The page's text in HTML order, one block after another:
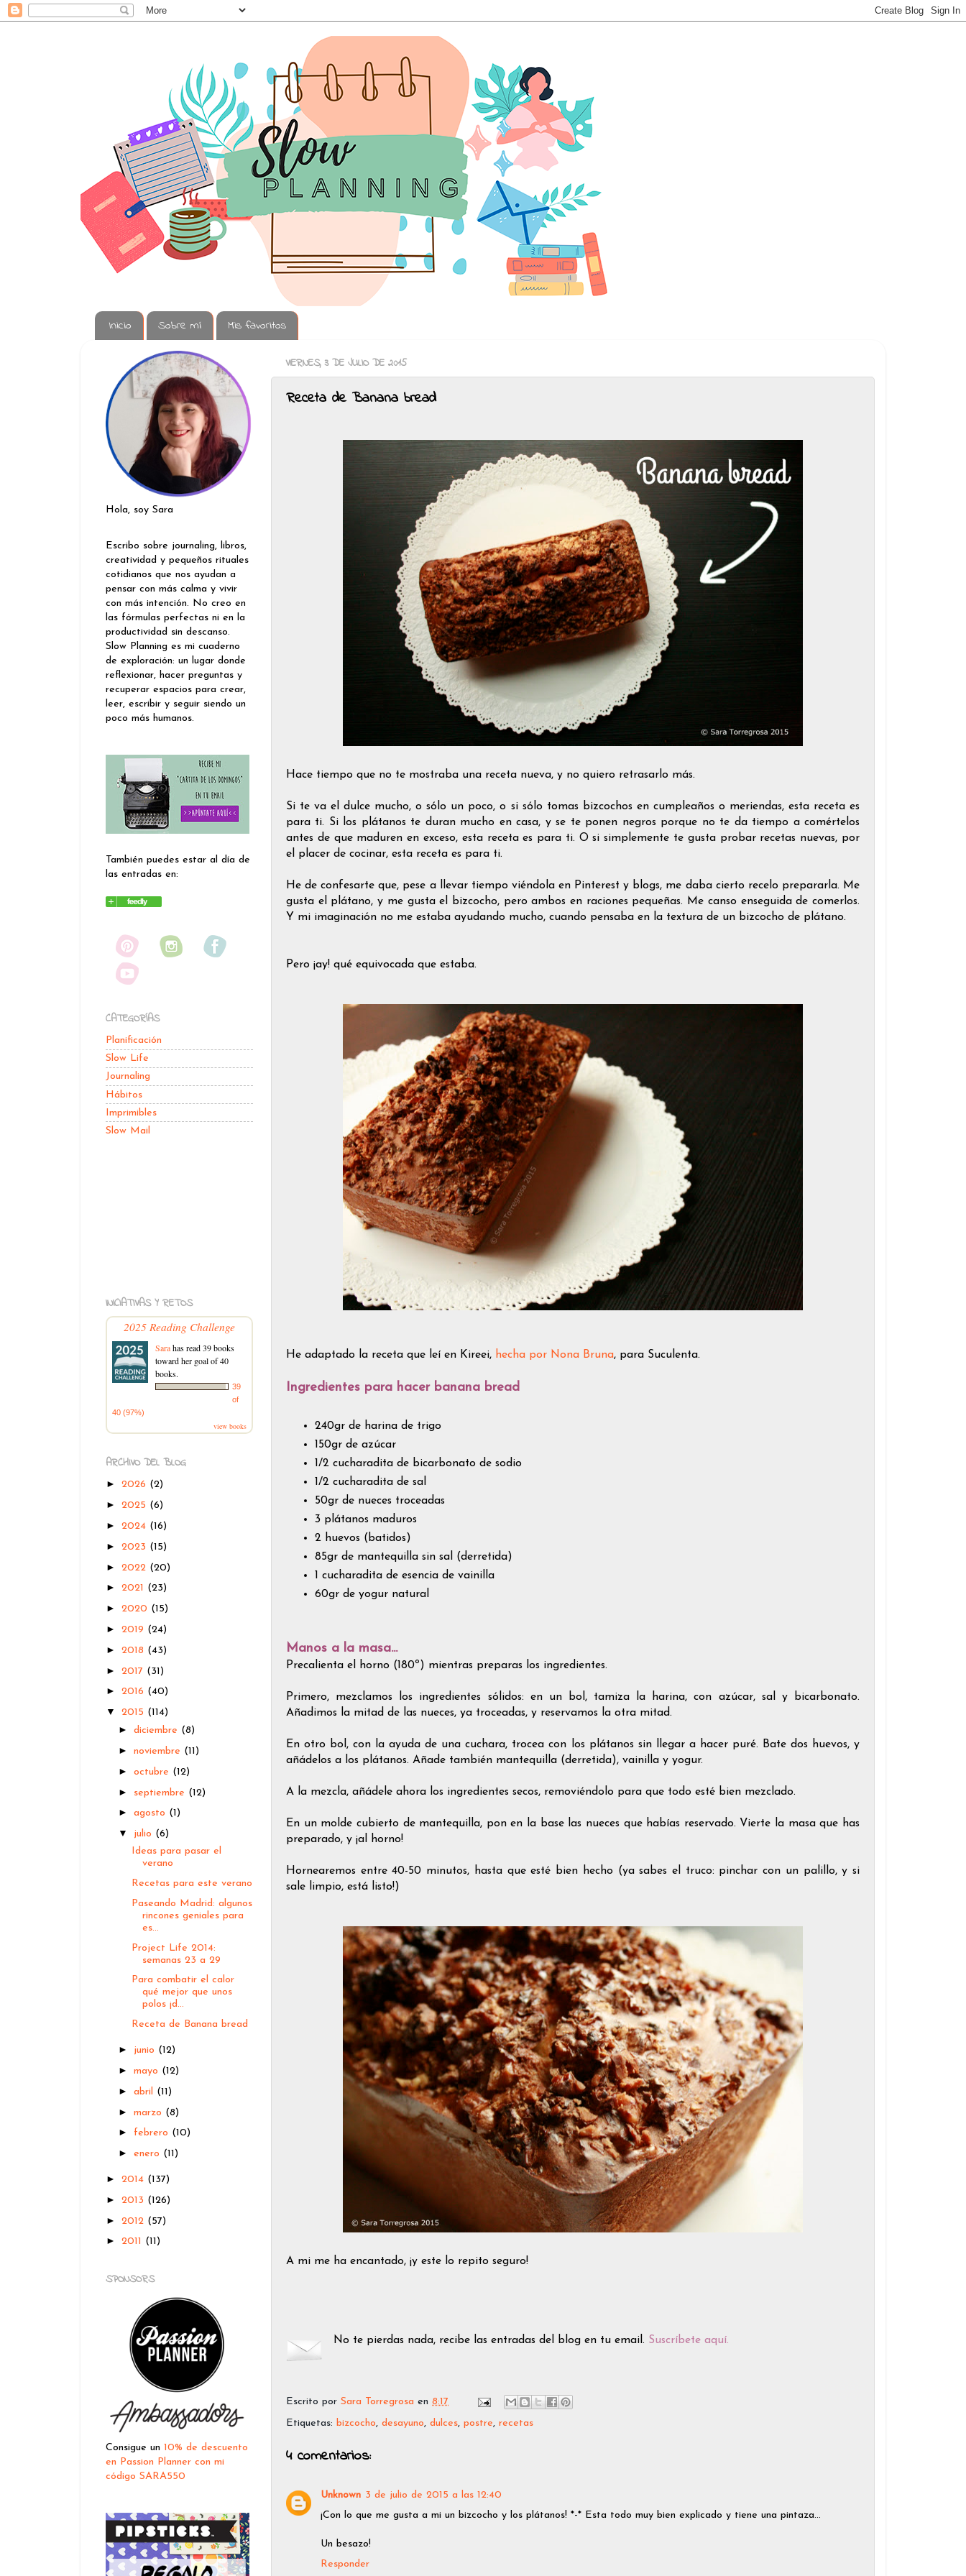
Inicio Sobre mí Mis favoritos
VIERNES, 3 DE JULIO DE 2015
Receta de Banana bread
Hace tiempo que no te mostraba una receta nueva, y no quiero retrasarlo más.
Si te va el dulce mucho, o sólo un poco, o si sólo tomas bizcochos en cumpleaños o meriendas, esta receta es
para ti. Si los plátanos te duran mucho en casa, y se te ponen negros porque no te da tiempo a comértelos
antes de que maduren en exceso, esta receta es para ti. O si simplemente te gusta probar recetas nuevas, por
el placer de cocinar, esta receta es para ti.
He de confesarte que, pese a llevar tiempo viéndola en Pinterest y blogs, me daba cierto recelo prepararla. Me
gusta el plátano, y me gusta el bizcocho, pero ambos en raciones pequeñas. Me canso enseguida de comerlos.
Y mi imaginación no me estaba ayudando mucho, cuando pensaba en la textura de un bizcocho de plátano.
Pero ¡ay! qué equivocada que estaba.
He adaptado la receta que leí en Kireei, hecha por Nona Bruna, para Suculenta.
Ingredientes para hacer banana bread
240gr de harina de trigo
150gr de azúcar
1/2 cucharadita de bicarbonato de sodio
1/2 cucharadita de sal
50gr de nueces troceadas
3 plátanos maduros
2 huevos (batidos)
85gr de mantequilla sin sal (derretida)
1 cucharadita de esencia de vainilla
60gr de yogur natural
Manos a la masa...
Precalienta el horno (180º) mientras preparas los ingredientes.
Primero, mezclamos los ingredientes sólidos: en un bol, tamiza la harina, con azúcar, sal y bicarbonato.
Añadimos la mitad de las nueces, ya troceadas, y reservamos la otra mitad.
En otro bol, con la ayuda de una cuchara, trocea con los plátanos sin llegar a hacer puré. Bate dos huevos, y
añádelos a los plátanos. Añade también mantequilla (derretida), vainilla y yogur.
A la mezcla, añádele ahora los ingredientes secos, removiéndolo para que todo esté bien mezclado.
En un molde cubierto de mantequilla, pon en la base las nueces que habías reservado. Vierte la masa que has
preparado, y ¡al horno!
Hornearemos entre 40-50 minutos, hasta que esté bien hecho (ya sabes el truco: pinchar con un palillo, y si
sale limpio, está listo!)
A mi me ha encantado, ¡y este lo repito seguro!
No te pierdas nada, recibe las entradas del blog en tu email. Suscríbete aquí.
Escrito por Sara Torregrosa en 8:17
Etiquetas: bizcocho, desayuno, dulces, postre, recetas
4 comentarios:
Unknown 3 de julio de 2015 a las 12:40
¡Con lo que me gusta a mi un bizcocho y los plátanos! *-* Esta todo muy bien explicado y tiene una pintaza...
Un besazo!
Responder
Hola, soy Sara
Escribo sobre journaling, libros,
creatividad y pequeños rituales
cotidianos que nos ayudan a
pensar con más calma y vivir
con más intención. No creo en
las fórmulas perfectas ni en la
productividad sin descanso.
Slow Planning es mi cuaderno
de exploración: un lugar donde
reflexionar, hacer preguntas y
recuperar espacios para crear,
leer, escribir y seguir siendo un
poco más humanos.
También puedes estar al día de
las entradas en:
CATEGORÍAS
Planificación
Slow Life
Journaling
Hábitos
Imprimibles
Slow Mail
INICIATIVAS Y RETOS
2025 Reading Challenge
Sarahas read 39 books
toward her goal of 40
books.
39
of
40 (97%)
view books
ARCHIVO DEL BLOG
► 2026 (2)
► 2025 (6)
► 2024 (16)
► 2023 (15)
► 2022 (20)
► 2021 (23)
► 2020 (15)
► 2019 (24)
► 2018 (43)
► 2017 (31)
► 2016 (40)
▼ 2015 (114)
►diciembre (8)
►noviembre (11)
►octubre (12)
► septiembre (12)
►agosto (1)
▼ julio (6)
Ideas para pasar el
verano
Recetas para este verano
Paseando Madrid: algunos
rincones geniales para
es...
Project Life 2014:
semanas 23 a 29
Para combatir el calor
qué mejor que unos
polos ¡d...
Receta de Banana bread
► junio (12)
►mayo (12)
►abril (11)
►marzo (8)
► febrero (10)
►enero (11)
► 2014 (137)
► 2013 (126)
► 2012 (57)
► 2011 (11)
SPONSORS
Consigue un 10% de descuento
en Passion Planner con mi
código SARA550